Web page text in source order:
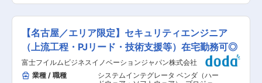
一次請けで深く入り込める ◎大規模ネットワーク
の企画段階から参画でき、事業インパクトの大き
ィードバックを直接受けられるやりがい 変更の範
囲：会社の定める業務
働時間は7.5h ■当社の特徴： ・社員の成長をサポ
るポジションの役割を認識し、組織に貢献するた
めに必要な知識やスキルを習得する「階層別教
育」などを実施し、さらなる飛躍を支援していま
す。 ・働き方の取り組みとして「在宅勤務制度」
や「時間単位休暇制度」、「ジョブ・リターン制
度」などを導入しており、公私の両立や復職への
会社は、住友電工グループの情報通信分野を担う
SIerとして、グループ企業向けの業務系・制御系
システム開発を中心に展開しています。 ・通信イ
ンフラ構築の技術力と、製造現場に密着したソフ
トウェア開発力を兼ね備え、IoTやDX推進にも貢
献。グループ内での開発が中心のため、安定した
環境で腰を据えて働ける点が他社との大きな差別
【名古屋／エリア限定】セキュリティエンジニア
（上流工程・PJリード・技術支援等）在宅勤務可◎
富士フイルムビジネスイノベーションジャパン株式会社
業種 / 職種
システムインテグレータ ベンダ（ハー